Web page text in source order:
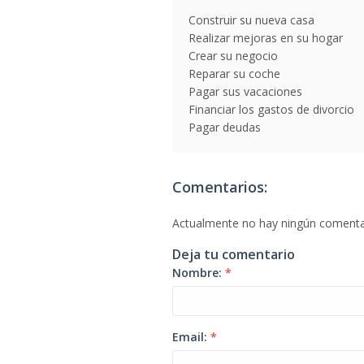
Construir su nueva casa
Realizar mejoras en su hogar
Crear su negocio
Reparar su coche
Pagar sus vacaciones
Financiar los gastos de divorcio
Pagar deudas
Comentarios:
Actualmente no hay ningún
Deja tu comentario
Nombre: *
Email: *